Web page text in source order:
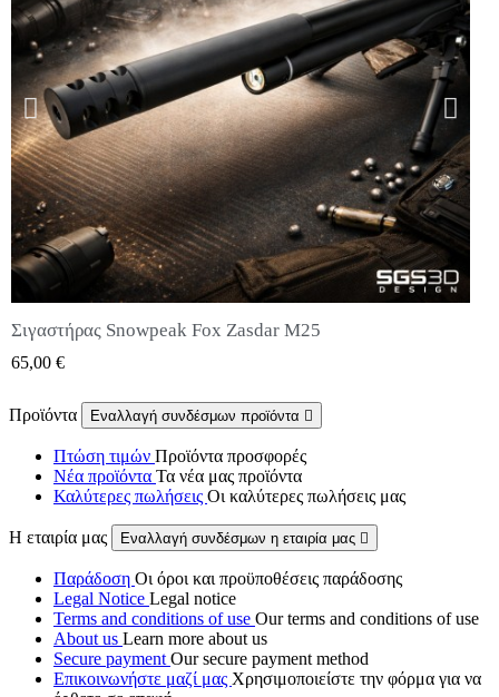
QUICK VIEW
Σιγαστήρας Snowpeak Fox Zasdar M25
65,00 €
Προϊόντα Εναλλαγή συνδέσμων προϊόντα 
Πτώση τιμών Προϊόντα προσφορές
Νέα προϊόντα Τα νέα μας προϊόντα
Καλύτερες πωλήσεις Οι καλύτερες πωλήσεις μας
Η εταιρία μας Εναλλαγή συνδέσμων η εταιρία μας 
Παράδοση Οι όροι και προϋποθέσεις παράδοσης
Legal Notice Legal notice
Terms and conditions of use Our terms and conditions of use
About us Learn more about us
Secure payment Our secure payment method
Επικοινωνήστε μαζί μας Χρησιμοποιείστε την φόρμα για να